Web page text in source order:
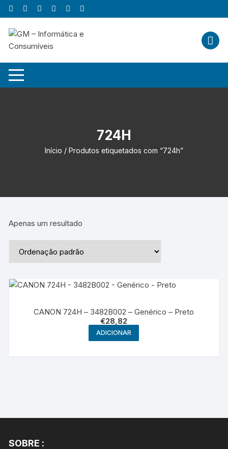
Skip
to
content
724H
Início / Produtos etiquetados com “724h”
Apenas um resultado
CANON 724H – 3482B002 – Genérico – Preto
€28,82
ADICIONAR
SOBRE :